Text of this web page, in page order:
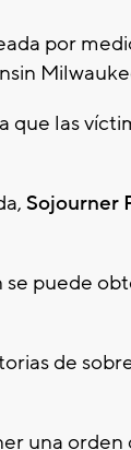
por
que las
Sojourner
puede
de
una